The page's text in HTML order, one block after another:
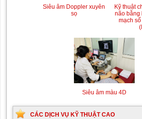
Siêu âm Doppler xuyên
sọ
Kỹ thuật
não bằng
mạch
Siêu âm màu 4D
CÁC DỊCH VỤ KỸ THUẬT CAO